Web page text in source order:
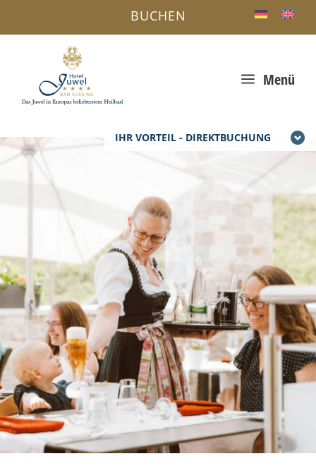
IHR VORTEIL - DIREKTBUCHUNG
a Menü
BUCHEN